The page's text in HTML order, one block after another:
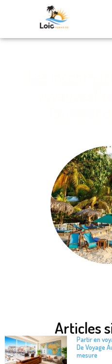
Articles
Partir en
De Voyage
mesure